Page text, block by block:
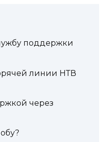
поддержки
линии НТВ
через